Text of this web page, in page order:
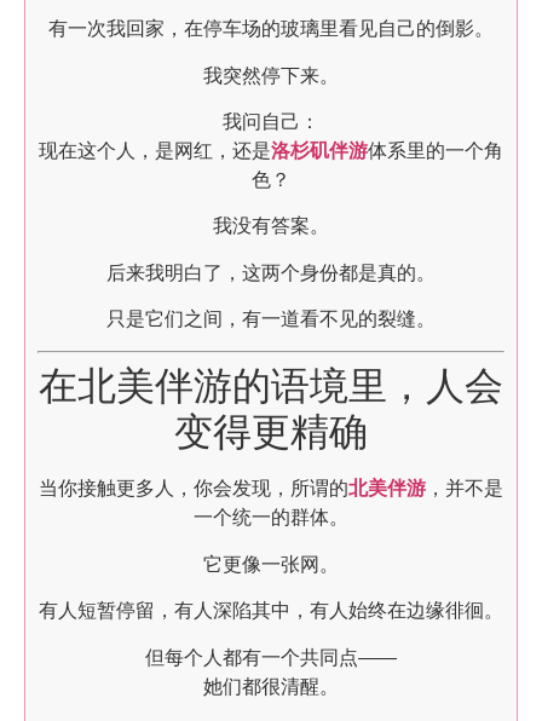
有一次我回家，在停车场的玻璃里看见自己的倒影。
我突然停下来。
我问自己：
现在这个人，是网红，还是洛杉矶伴游体系里的一个角
色？
我没有答案。
后来我明白了，这两个身份都是真的。
只是它们之间，有一道看不见的裂缝。
在北美伴游的语境里，人会
变得更精确
当你接触更多人，你会发现，所谓的北美伴游 ，并不是
一个统一的群体。
它更像一张网。
有人短暂停留，有人深陷其中，有人始终在边缘徘徊。
但每个人都有一个共同点——
她们都很清醒。